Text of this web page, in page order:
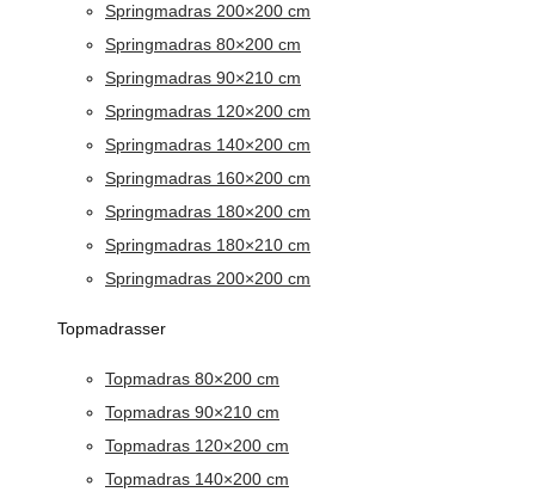
Springmadras 200×200 cm
Springmadras 80×200 cm
Springmadras 90×210 cm
Springmadras 120×200 cm
Springmadras 140×200 cm
Springmadras 160×200 cm
Springmadras 180×200 cm
Springmadras 180×210 cm
Springmadras 200×200 cm
Topmadrasser
Topmadras 80×200 cm
Topmadras 90×210 cm
Topmadras 120×200 cm
Topmadras 140×200 cm